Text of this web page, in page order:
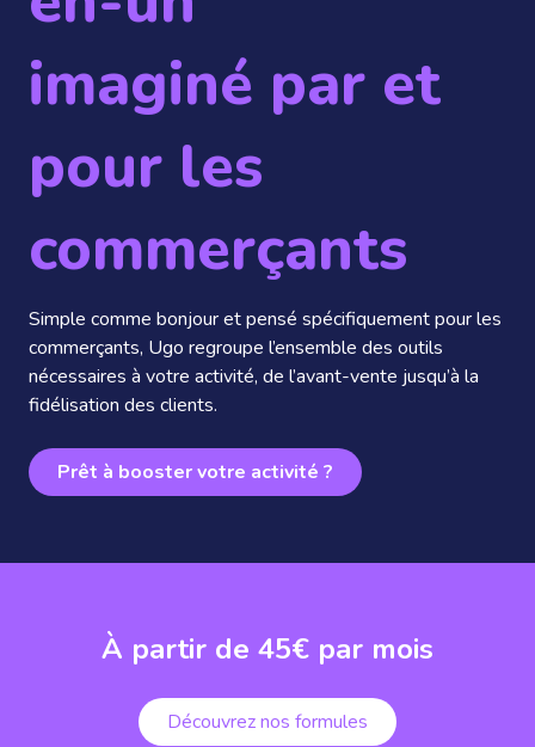
imaginé par et
pour les
commerçants
Simple comme bonjour et pensé spécifiquement pour les
commerçants, Ugo regroupe l’ensemble des outils
nécessaires à votre activité, de l’avant-vente jusqu’à la
fidélisation des clients.
Prêt à booster votre activité ?
À partir de 45€ par mois
Découvrez nos formules